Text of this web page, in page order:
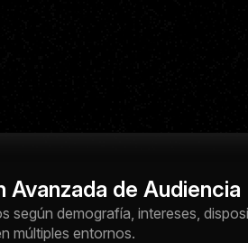
Avanzada de Audiencia
según demografía, intereses,
múltiples entornos.